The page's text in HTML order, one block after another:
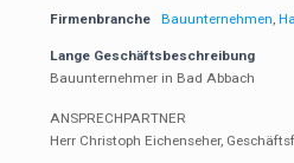
Firmenbranche Bauunternehmen
Lange Geschäftsbeschreibung
Bauunternehmer in Bad Abbach
ANSPRECHPARTNER
Herr Christoph Eichenseher,